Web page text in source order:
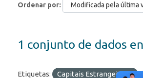
Ordenar por
1 conjunto de dados
Etiquetas: Capitais Estrangeiros